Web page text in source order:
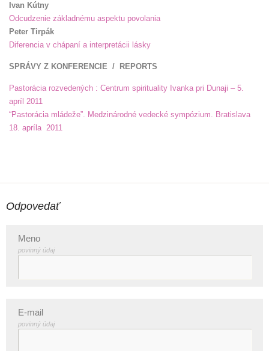
Ivan Kútny
Odcudzenie základnému aspektu povolania
Peter Tirpák
Diferencia v chápaní a interpretácii lásky
SPRÁVY Z KONFERENCIE / REPORTS
Pastorácia rozvedených : Centrum spirituality Ivanka pri Dunaji – 5.
apríl 2011
“Pastorácia mládeže”. Medzinárodné vedecké sympózium. Bratislava
18. apríla 2011
Odpovedať
Meno
povinný údaj
E-mail
povinný údaj